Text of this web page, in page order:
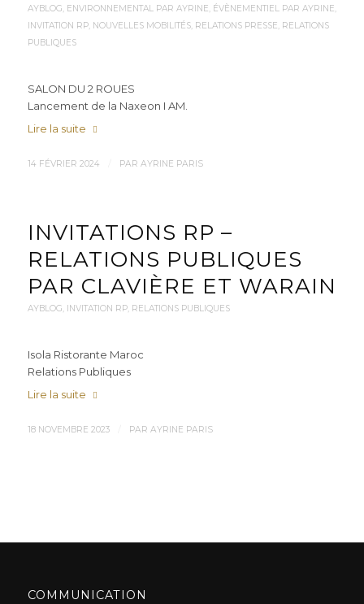
AYBLOG ENVIRONNEMENTAL PAR AYRINE ÉVÈNEMENTIEL PAR AYRINE
INVITATION RP, NOUVELLES MOBILITÉS, RELATIONS PRESSE RELATIONS
PUBLIQUES
SALON DU 2 ROUES
Lancement de la Naxeon I AM.
Lire la suite
14 FÉVRIER 2024 PAR AYRINE PARIS
INVITATIONS RP –
RELATIONS PUBLIQUES
PAR CLAVIÈRE ET WARAIN
AYBLOG, INVITATION RP, RELATIONS PUBLIQUES
Isola Ristorante Maroc
Relations Publiques
Lire la suite
18 NOVEMBRE 2023 PAR AYRINE PARIS
COMMUNICATION